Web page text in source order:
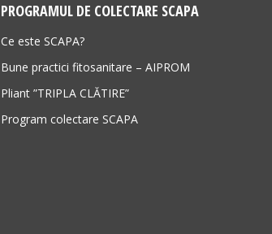
PROGRAMUL DE COLECTARE SCAPA
Ce este SCAPA?
Bune practici fitosanitare – AIPROM
Pliant ”TRIPLA CLĂTIRE”
Program colectare SCAPA